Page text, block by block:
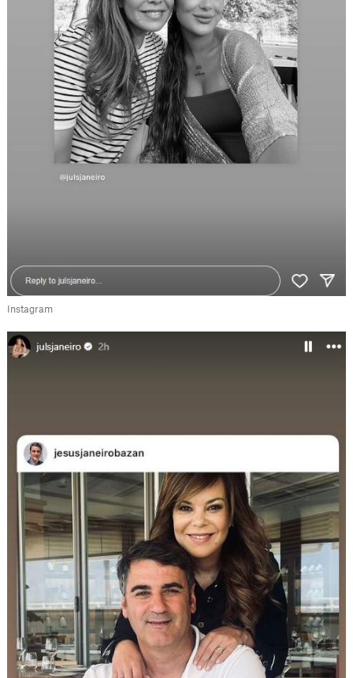
Instagram